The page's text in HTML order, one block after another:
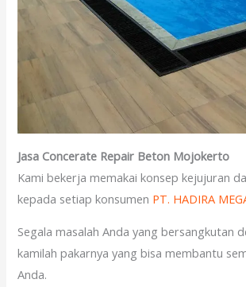
Jasa Concerate Repair Beton Mojokerto
Kami bekerja memakai konsep kejujuran
kepada setiap konsumen PT. HADIRA
Segala masalah Anda yang bersangkutan
kamilah pakarnya yang bisa membantu
Anda.